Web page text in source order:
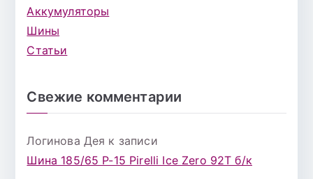
Аккумуляторы
Шины
Статьи
Свежие комментарии
Логинова Дея к записи
Шина 185/65 Р-15 Pirelli Ice Zero 92T б/к